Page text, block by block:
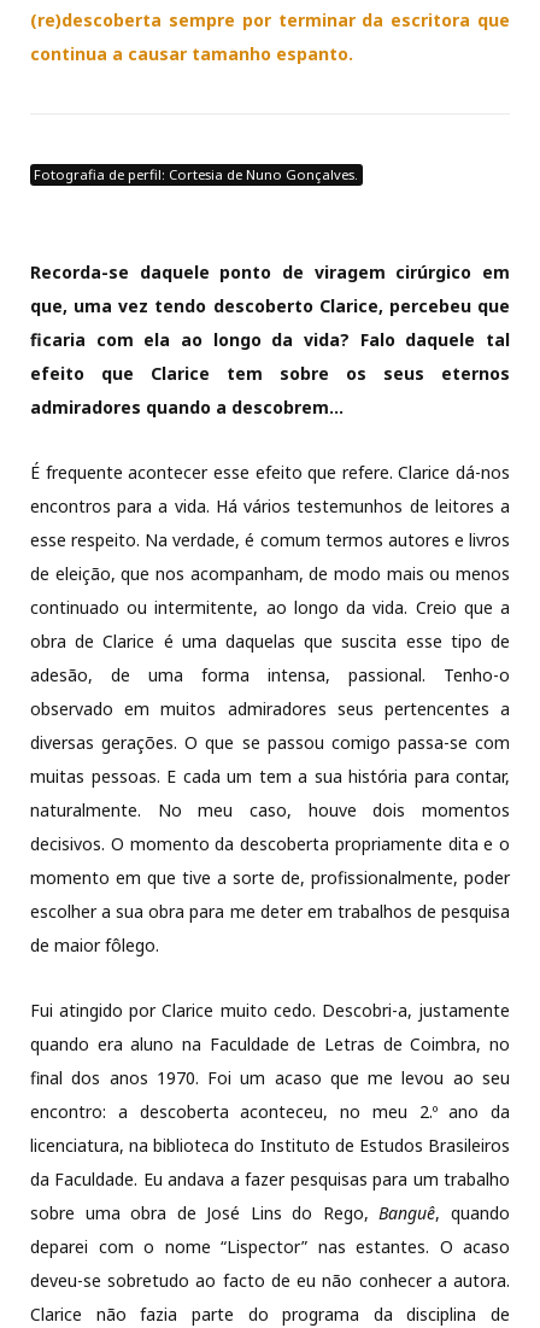
(re)descoberta sempre por terminar da escritora que
continua a causar tamanho espanto.
Fotografia de perfil: Cortesia de Nuno Gonçalves.
Recorda-se daquele ponto de viragem cirúrgico em
que, uma vez tendo descoberto Clarice, percebeu que
ficaria com ela ao longo da vida? Falo daquele tal
efeito que Clarice tem sobre os seus eternos
admiradores quando a descobrem…
É frequente acontecer esse efeito que refere. Clarice dá-nos
encontros para a vida. Há vários testemunhos de leitores a
esse respeito. Na verdade, é comum termos autores e livros
de eleição, que nos acompanham, de modo mais ou menos
continuado ou intermitente, ao longo da vida. Creio que a
obra de Clarice é uma daquelas que suscita esse tipo de
adesão, de uma forma intensa, passional. Tenho-o
observado em muitos admiradores seus pertencentes a
diversas gerações. O que se passou comigo passa-se com
muitas pessoas. E cada um tem a sua história para contar,
naturalmente. No meu caso, houve dois momentos
decisivos. O momento da descoberta propriamente dita e o
momento em que tive a sorte de, profissionalmente, poder
escolher a sua obra para me deter em trabalhos de pesquisa
de maior fôlego.
Fui atingido por Clarice muito cedo. Descobri-a, justamente
quando era aluno na Faculdade de Letras de Coimbra, no
final dos anos 1970. Foi um acaso que me levou ao seu
encontro: a descoberta aconteceu, no meu 2.º ano da
licenciatura, na biblioteca do Instituto de Estudos Brasileiros
da Faculdade. Eu andava a fazer pesquisas para um trabalho
sobre uma obra de José Lins do Rego,Banguê, quando
deparei com o nome “Lispector” nas estantes. O acaso
deveu-se sobretudo ao facto de eu não conhecer a autora.
Clarice não fazia parte do programa da disciplina de